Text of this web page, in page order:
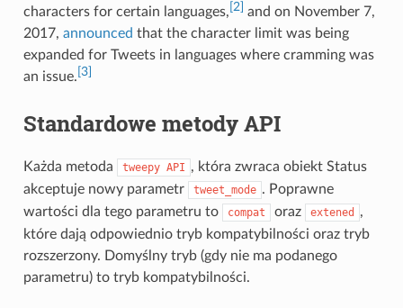
characters for certain languages, [2] and on November 7,
2017, announced that the character limit was being
expanded for Tweets in languages where cramming was
an issue. [3]
Standardowe metody API
Każda metoda tweepy API , która zwraca obiekt Status
akceptuje nowy parametr
tweet_mode . Poprawne
wartości dla tego parametru to
compat oraz extened
,
które dają odpowiednio tryb kompatybilności oraz tryb
rozszerzony. Domyślny tryb (gdy nie ma podanego
parametru) to tryb kompatybilności.